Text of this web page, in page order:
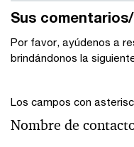
Sus
Por favor, ayúdenos a
brindándonos la
Los campos con
Nombre de